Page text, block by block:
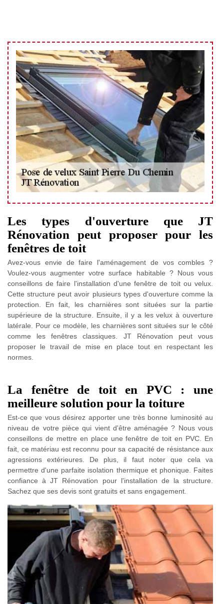
Les types d'ouverture que JT
Rénovation peut proposer pour les
fenêtres de toit
Avez-vous envie de faire l'aménagement de vos combles ?
Voulez-vous augmenter votre surface habitable ? Nous vous
conseillons de faire l'installation d'une fenêtre de toit ou velux.
Cette structure peut avoir plusieurs types d'ouverture comme la
protection. En fait, les charnières sont situées sur la partie
supérieure de la structure. Ensuite, il y a les velux à ouverture
latérale. Pour ce modèle, les charnières sont situées sur le côté
comme les fenêtres classiques. JT Rénovation peut vous
proposer le travail de mise en place tout en respectant les
normes.
La fenêtre de toit en PVC : une
meilleure solution pour la toiture
Est-ce que vous désirez apporter une très bonne luminosité au
niveau de votre pièce qui vient d'être aménagée ? Nous vous
conseillons de mettre en place une fenêtre de toit en PVC. En
fait, ce matériau est reconnu pour sa capacité de résistance aux
agressions extérieures. De plus, il faut noter que cela va
permettre d'une parfaite isolation thermique et phonique. Faites
confiance à JT Rénovation pour l'installation de la structure.
Sachez que ses devis sont gratuits et sans engagement.